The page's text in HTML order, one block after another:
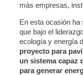
más empresas,
En esta ocasión ha
que bajo el
ecología y energía
proyecto para
un sistema capaz
para generar